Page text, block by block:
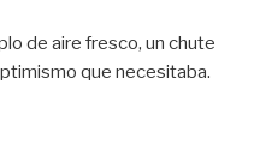
de aire fresco, un chute
que necesitaba.